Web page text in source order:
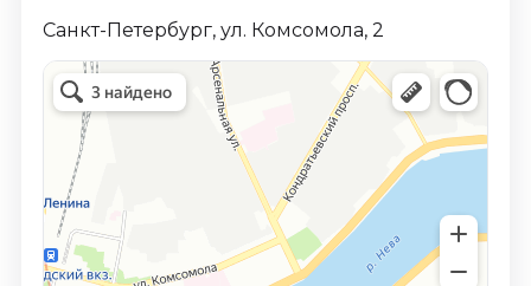
Санкт-Петербург, ул. Комсомола, 2